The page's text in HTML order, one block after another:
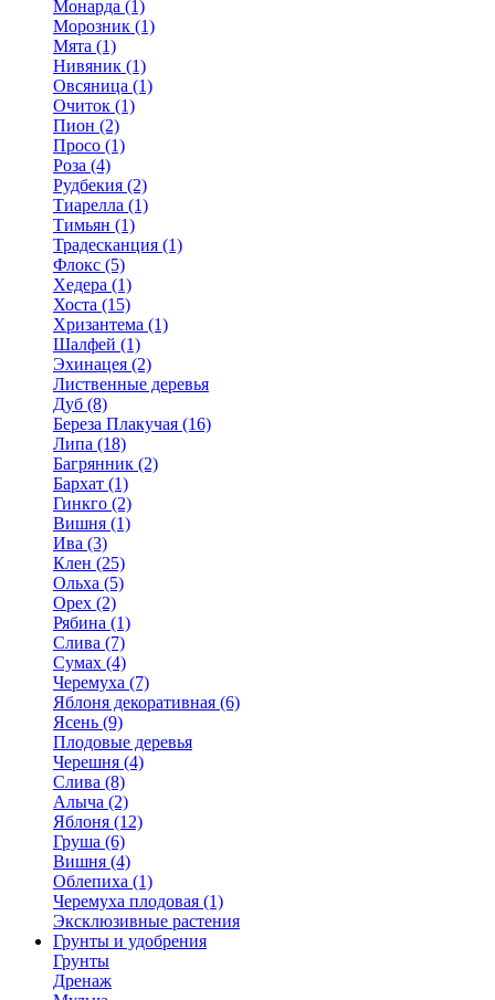
Монарда (1)
Морозник (1)
Мята (1)
Нивяник (1)
Овсяница (1)
Очиток (1)
Пион (2)
Просо (1)
Роза (4)
Рудбекия (2)
Тиарелла (1)
Тимьян (1)
Традесканция (1)
Флокс (5)
Хедера (1)
Хоста (15)
Хризантема (1)
Шалфей (1)
Эхинацея (2)
Лиственные деревья
Дуб (8)
Береза Плакучая (16)
Липа (18)
Багрянник (2)
Бархат (1)
Гинкго (2)
Вишня (1)
Ива (3)
Клен (25)
Ольха (5)
Орех (2)
Рябина (1)
Слива (7)
Сумах (4)
Черемуха (7)
Яблоня декоративная (6)
Ясень (9)
Плодовые деревья
Черешня (4)
Слива (8)
Алыча (2)
Яблоня (12)
Груша (6)
Вишня (4)
Облепиха (1)
Черемуха плодовая (1)
Эксклюзивные растения
Грунты и удобрения
Грунты
Дренаж